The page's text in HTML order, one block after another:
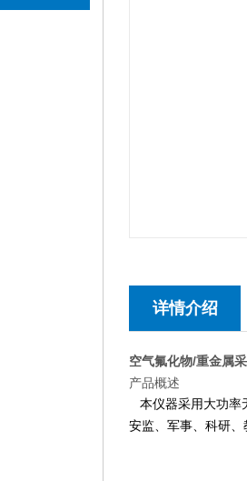
详情介绍
空气氟化物/重金属
产品概述
本仪器采用大功率
安监、军事、科研